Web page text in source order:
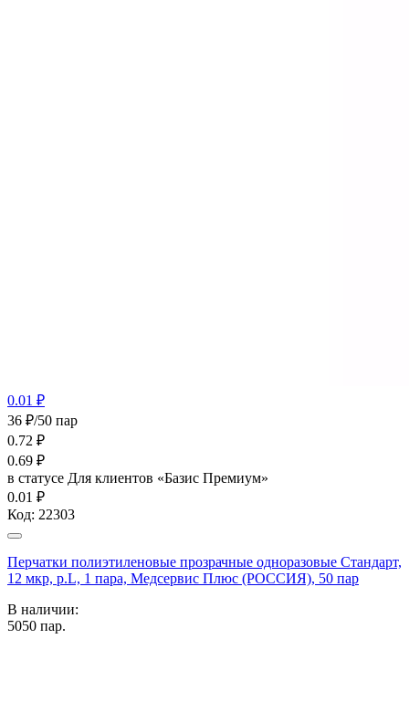
0.01 ₽
36 ₽/50 пар
0.72 ₽
0.69 ₽
в статусе Для клиентов «Базис Премиум»
0.01 ₽
Код: 22303
Перчатки полиэтиленовые прозрачные одноразовые Стандарт,
12 мкр, р.L, 1 пара, Медсервис Плюс (РОССИЯ), 50 пар
В наличии:
5050 пар.